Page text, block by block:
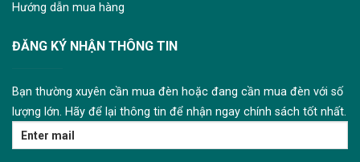
Hướng dẫn mua hàng
ĐĂNG KÝ NHẬN THÔNG TIN
Bạn thường xuyên cần mua đèn hoặc đang cần mua đèn với số
lượng lớn. Hãy để lại thông tin để nhận ngay chính sách tốt nhất.